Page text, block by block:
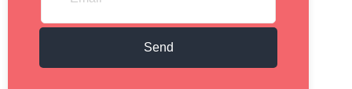
Send